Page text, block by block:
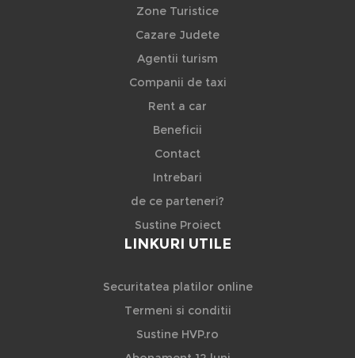
Zone Turistice
Cazare Judete
Agentii turism
Companii de taxi
Rent a car
Beneficii
Contact
Intrebari
de ce parteneri?
Sustine Proiect
LINKURI UTILE
Securitatea platilor online
Termeni si conditii
Sustine HVP.ro